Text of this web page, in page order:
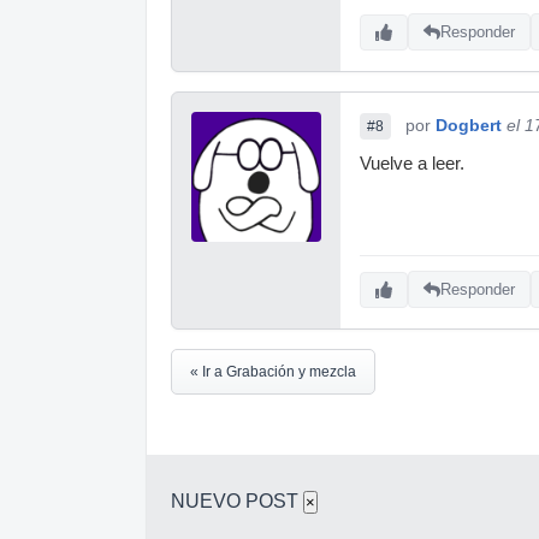
Responder
#8 por Dogbert el
Vuelve a leer.
Responder
« Ir a Grabación y mezcla
NUEVO POST ×